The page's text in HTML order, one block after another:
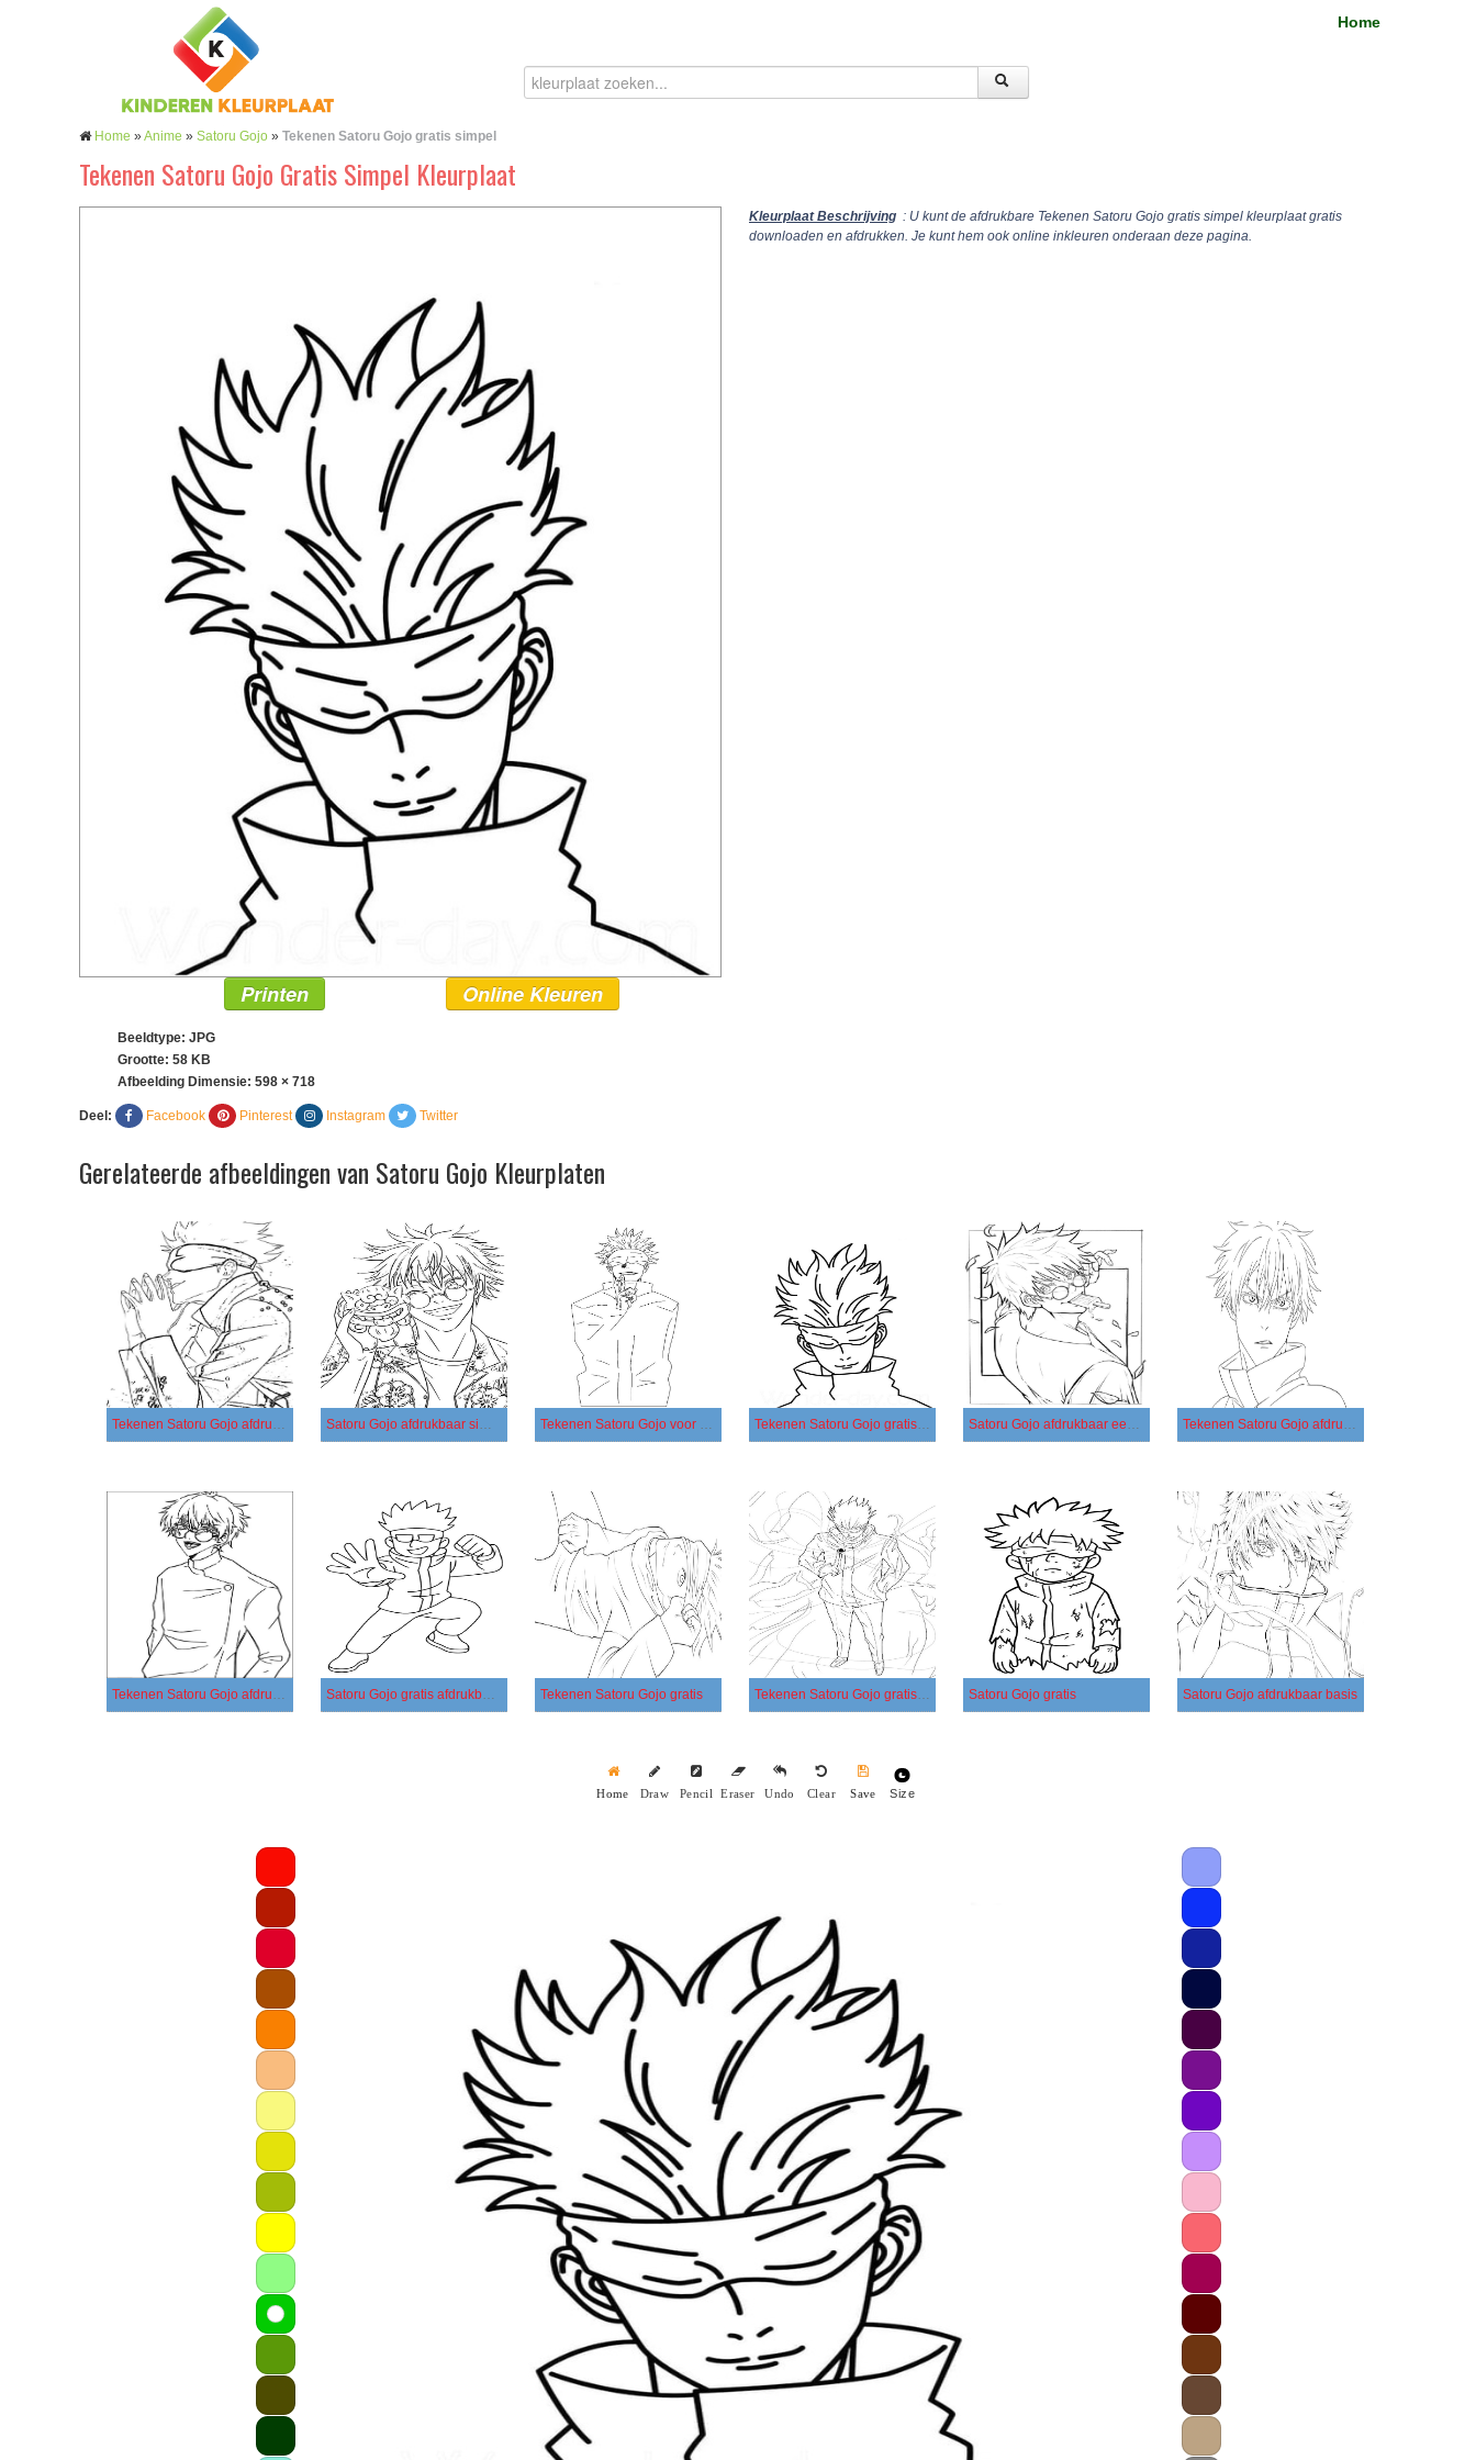
Home
Home »Anime » Satoru Gojo » Tekenen Satoru Gojo gratis simpel
Tekenen Satoru Gojo Gratis Simpel Kleurplaat
Kleurplaat Beschrijving : U kunt de afdrukbare Tekenen Satoru Gojo gratis simpel kleurplaat gratis
downloaden en afdrukken. Je kunt hem ook online inkleuren onderaan deze pagina.
Printen Online Kleuren
Beeldtype: JPG
Grootte: 58 KB
Afbeelding Dimensie: 598 × 718
Deel: Facebook Pinterest Instagram Twitter
Gerelateerde afbeeldingen van Satoru Gojo Kleurplaten
Tekenen Satoru Gojo afdrukbaar basis Satoru Gojo afdrukbaar simpel Tekenen Satoru Gojo voor kinderen Tekenen Satoru Gojo gratis simpel Satoru Gojo afdrukbaar eenvoudig Tekenen Satoru Gojo afdrukbaar voor kinderen
Tekenen Satoru Gojo afdrukbaar Satoru Gojo gratis afdrukbaar basis Tekenen Satoru Gojo gratis Tekenen Satoru Gojo gratis afdrukbaar Satoru Gojo gratis Satoru Gojo afdrukbaar basis
Home Draw Pencil Eraser Undo Clear Save Size